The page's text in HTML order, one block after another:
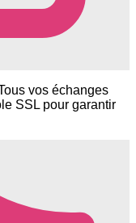
vos échanges
SSL pour garantir